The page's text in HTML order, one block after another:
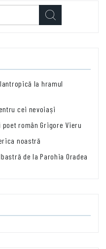
la hramul
cei nevoiași
român Grigore Vieru
noastră
de la Parohia Oradea